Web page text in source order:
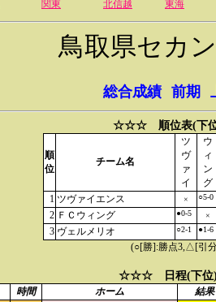
関東 北信越 東海
鳥取県セカ
総合成績 前期
☆☆☆ 順位表(
順
位
チーム名
ツ
ヴ
ァ
イ
ウ
ィ
ン
グ
1 ツヴァイエンス × ○5-0
2 ＦＣウィング ●0-5 ×
3 ヴェルメリオ ○2-1 ●1-6
(○[勝]:勝点3,△[引
☆☆☆ 日程(下
時間 ホーム 結果